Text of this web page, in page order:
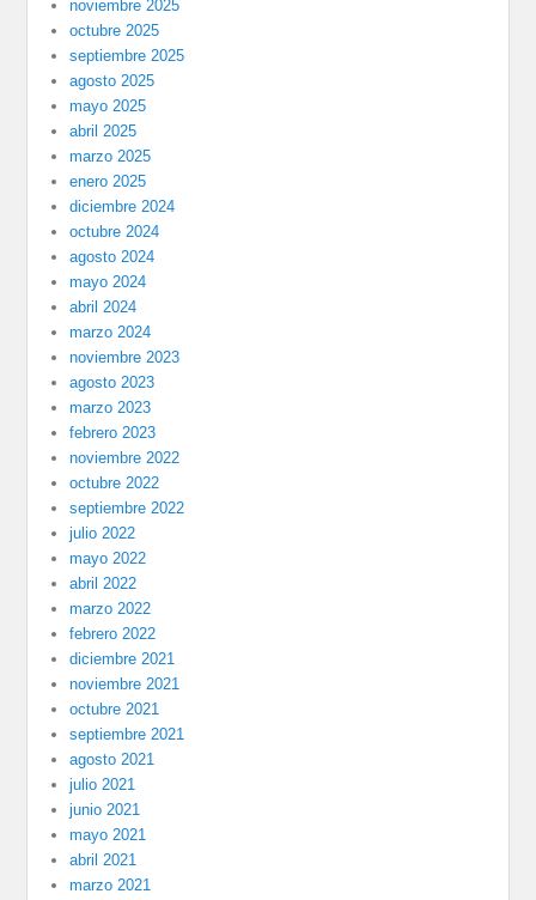
noviembre 2025
octubre 2025
septiembre 2025
agosto 2025
mayo 2025
abril 2025
marzo 2025
enero 2025
diciembre 2024
octubre 2024
agosto 2024
mayo 2024
abril 2024
marzo 2024
noviembre 2023
agosto 2023
marzo 2023
febrero 2023
noviembre 2022
octubre 2022
septiembre 2022
julio 2022
mayo 2022
abril 2022
marzo 2022
febrero 2022
diciembre 2021
noviembre 2021
octubre 2021
septiembre 2021
agosto 2021
julio 2021
junio 2021
mayo 2021
abril 2021
marzo 2021